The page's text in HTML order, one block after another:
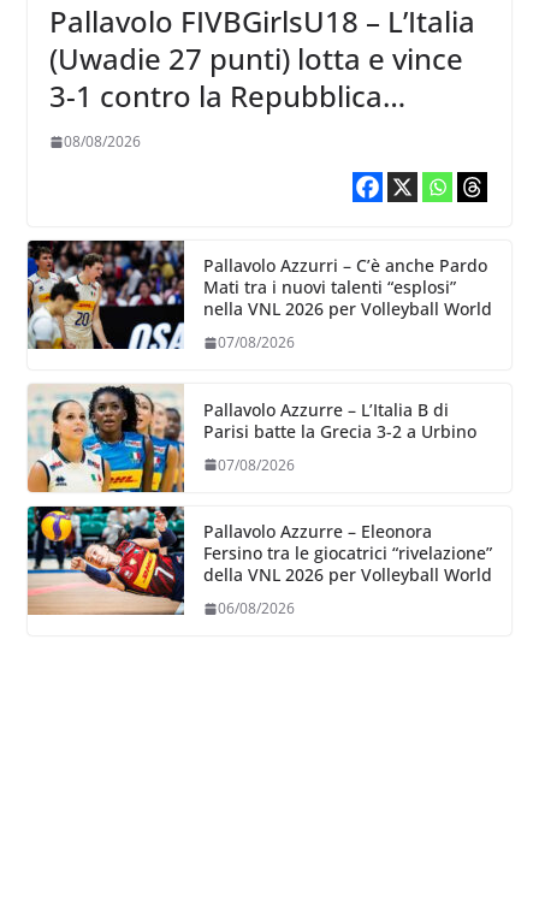
Pallavolo FIVBGirlsU18 – L’Italia
(Uwadie 27 punti) lotta e vince
3-1 contro la Repubblica
Dominicana
08/08/2026
Pallavolo Azzurri – C’è anche Pardo
Mati tra i nuovi talenti “esplosi”
nella VNL 2026 per Volleyball World
07/08/2026
Pallavolo Azzurre – L’Italia B di
Parisi batte la Grecia 3-2 a Urbino
07/08/2026
Pallavolo Azzurre – Eleonora
Fersino tra le giocatrici “rivelazione”
della VNL 2026 per Volleyball World
06/08/2026